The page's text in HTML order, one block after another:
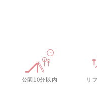
公園10分以内 リ